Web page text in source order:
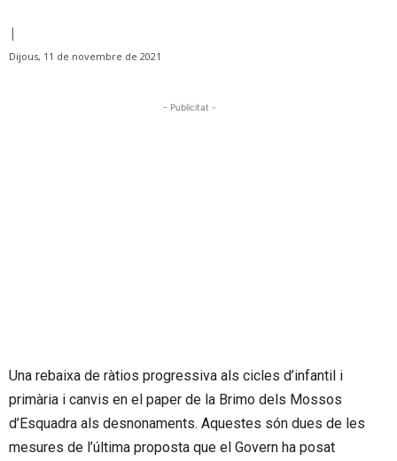
|
Dijous, 11 de novembre de 2021
- Publicitat -
Una rebaixa de ràtios progressiva als cicles d’infantil i
primària i canvis en el paper de la Brimo dels Mossos
d’Esquadra als desnonaments. Aquestes són dues de les
mesures de l’última proposta que el Govern ha posat